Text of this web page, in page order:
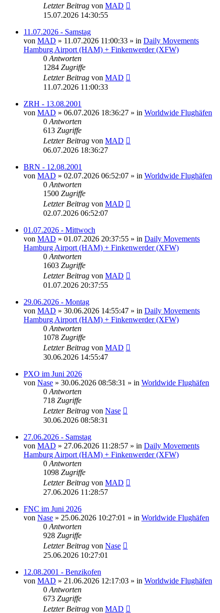
Letzter Beitrag von MAD
15.07.2026 14:30:55
11.07.2026 - Samstag
von MAD » 11.07.2026 11:00:33 » in Daily Movements
Hamburg Airport (HAM) + Finkenwerder (XFW)
0 Antworten
1284 Zugriffe
Letzter Beitrag von MAD
11.07.2026 11:00:33
ZRH - 13.08.2001
von MAD » 06.07.2026 18:36:27 » in Worldwide Flughäfen
0 Antworten
613 Zugriffe
Letzter Beitrag von MAD
06.07.2026 18:36:27
BRN - 12.08.2001
von MAD » 02.07.2026 06:52:07 » in Worldwide Flughäfen
0 Antworten
1500 Zugriffe
Letzter Beitrag von MAD
02.07.2026 06:52:07
01.07.2026 - Mittwoch
von MAD » 01.07.2026 20:37:55 » in Daily Movements
Hamburg Airport (HAM) + Finkenwerder (XFW)
0 Antworten
1603 Zugriffe
Letzter Beitrag von MAD
01.07.2026 20:37:55
29.06.2026 - Montag
von MAD » 30.06.2026 14:55:47 » in Daily Movements
Hamburg Airport (HAM) + Finkenwerder (XFW)
0 Antworten
1078 Zugriffe
Letzter Beitrag von MAD
30.06.2026 14:55:47
PXO im Juni 2026
von Nase » 30.06.2026 08:58:31 » in Worldwide Flughäfen
0 Antworten
718 Zugriffe
Letzter Beitrag von Nase
30.06.2026 08:58:31
27.06.2026 - Samstag
von MAD » 27.06.2026 11:28:57 » in Daily Movements
Hamburg Airport (HAM) + Finkenwerder (XFW)
0 Antworten
1098 Zugriffe
Letzter Beitrag von MAD
27.06.2026 11:28:57
FNC im Juni 2026
von Nase » 25.06.2026 10:27:01 » in Worldwide Flughäfen
0 Antworten
928 Zugriffe
Letzter Beitrag von Nase
25.06.2026 10:27:01
12.08.2001 - Benzikofen
von MAD » 21.06.2026 12:17:03 » in Worldwide Flughäfen
0 Antworten
673 Zugriffe
Letzter Beitrag von MAD